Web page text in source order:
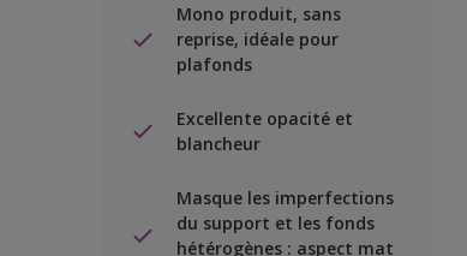
Mono produit, sans
reprise, idéale pour
plafonds
Excellente opacité et
blancheur
Masque les imperfections
du support et les fonds
hétérogènes : aspect mat